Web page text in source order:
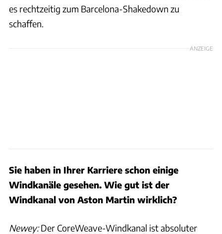
es rechtzeitig zum Barcelona-Shakedown zu
schaffen.
ANZEIGE
Sie haben in Ihrer Karriere schon einige
Windkanäle gesehen. Wie gut ist der
Windkanal von Aston Martin wirklich?
Newey:Der CoreWeave-Windkanal ist absoluter